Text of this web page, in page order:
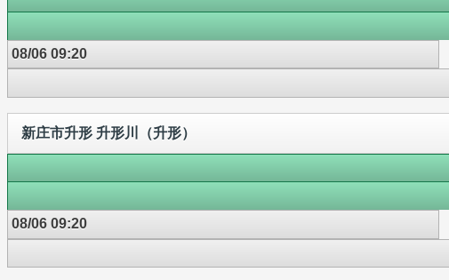
08/06 09:20
新庄市升形 升形川（升形）
08/06 09:20